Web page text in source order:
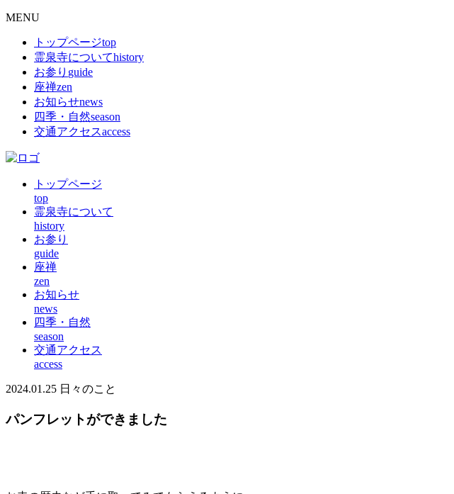
MENU
トップページtop
霊泉寺についてhistory
お参り guide
座禅zen
お知らせnews
四季・自然season
交通アクセスaccess
トップページ
top
霊泉寺について
history
お参り
guide
座禅
zen
お知らせ
news
四季・自然
season
交通アクセス
access
2024.01.25 日々のこと
パンフレットができました